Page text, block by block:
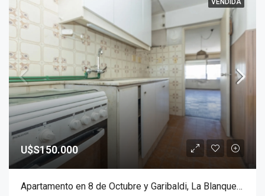
VENDIDA
U$S150.000
Apartamento en 8 de Octubre y Garibaldi, La Blanqueada.